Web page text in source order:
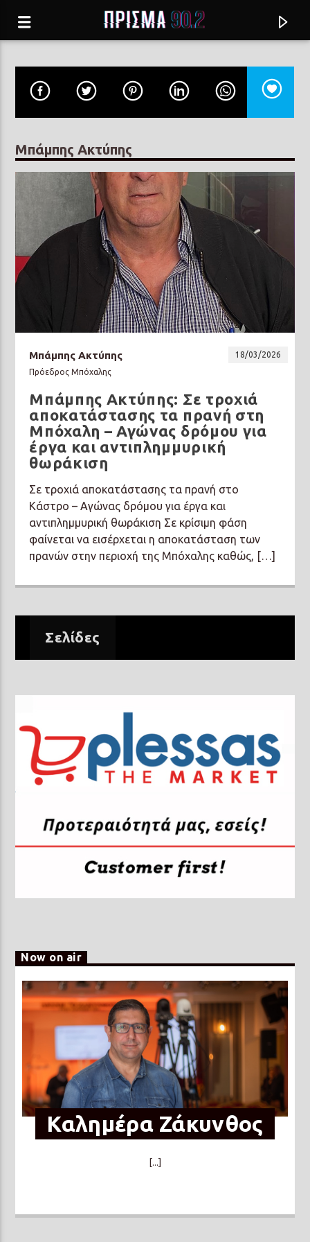
Current track
ΠΑΡΕ ΜΕ
ΛΕΥΤΕΡΗΣ ΠΑΝΤΑΖΗΣ, ΑΝΤΖΕΛΑ ΔΗΜΗΤΡΙΟΥ
Prisma Radio 90,2
Μπάμπης Ακτύπης
Μπάμπης Ακτύπης
18/03/2026
Πρόεδρος Μπόχαλης
Μπάμπης Ακτύπης: Σε τροχιά
αποκατάστασης τα πρανή στη
Μπόχαλη – Αγώνας δρόμου για
έργα και αντιπλημμυρική
θωράκιση
Σε τροχιά αποκατάστασης τα πρανή στο
Κάστρο – Αγώνας δρόμου για έργα και
αντιπλημμυρική θωράκιση Σε κρίσιμη φάση
φαίνεται να εισέρχεται η αποκατάσταση των
πρανών στην περιοχή της Μπόχαλης καθώς, […]
Σελίδες
Now on air
Καλημέρα Ζάκυνθος
[...]